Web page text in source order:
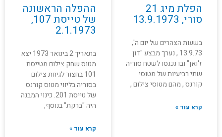
הפלת מיג 21
סורי, 13.9.1973
בשעות הצהרים של יום ה',
13.9.73 , נערך מבצע "דון
ז'ואן" ובו נכנסו לשטח סוריה
שתי רביעיות של מטוסי
קורנס , מהם מטוסי צילום ,
קרא עוד »
ההפלה הראשונה
של טייסת 107,
2.1.1973
בתאריך 2 בינואר 1973 יצא
מטוס שחק צילום מטייסת
101 בחצור לגיחת צילום
בסוריה בליווי מטוס קורנס
של טייסת 201. כינוי המבנה
היה "ברקת" בנוסף,
קרא עוד »